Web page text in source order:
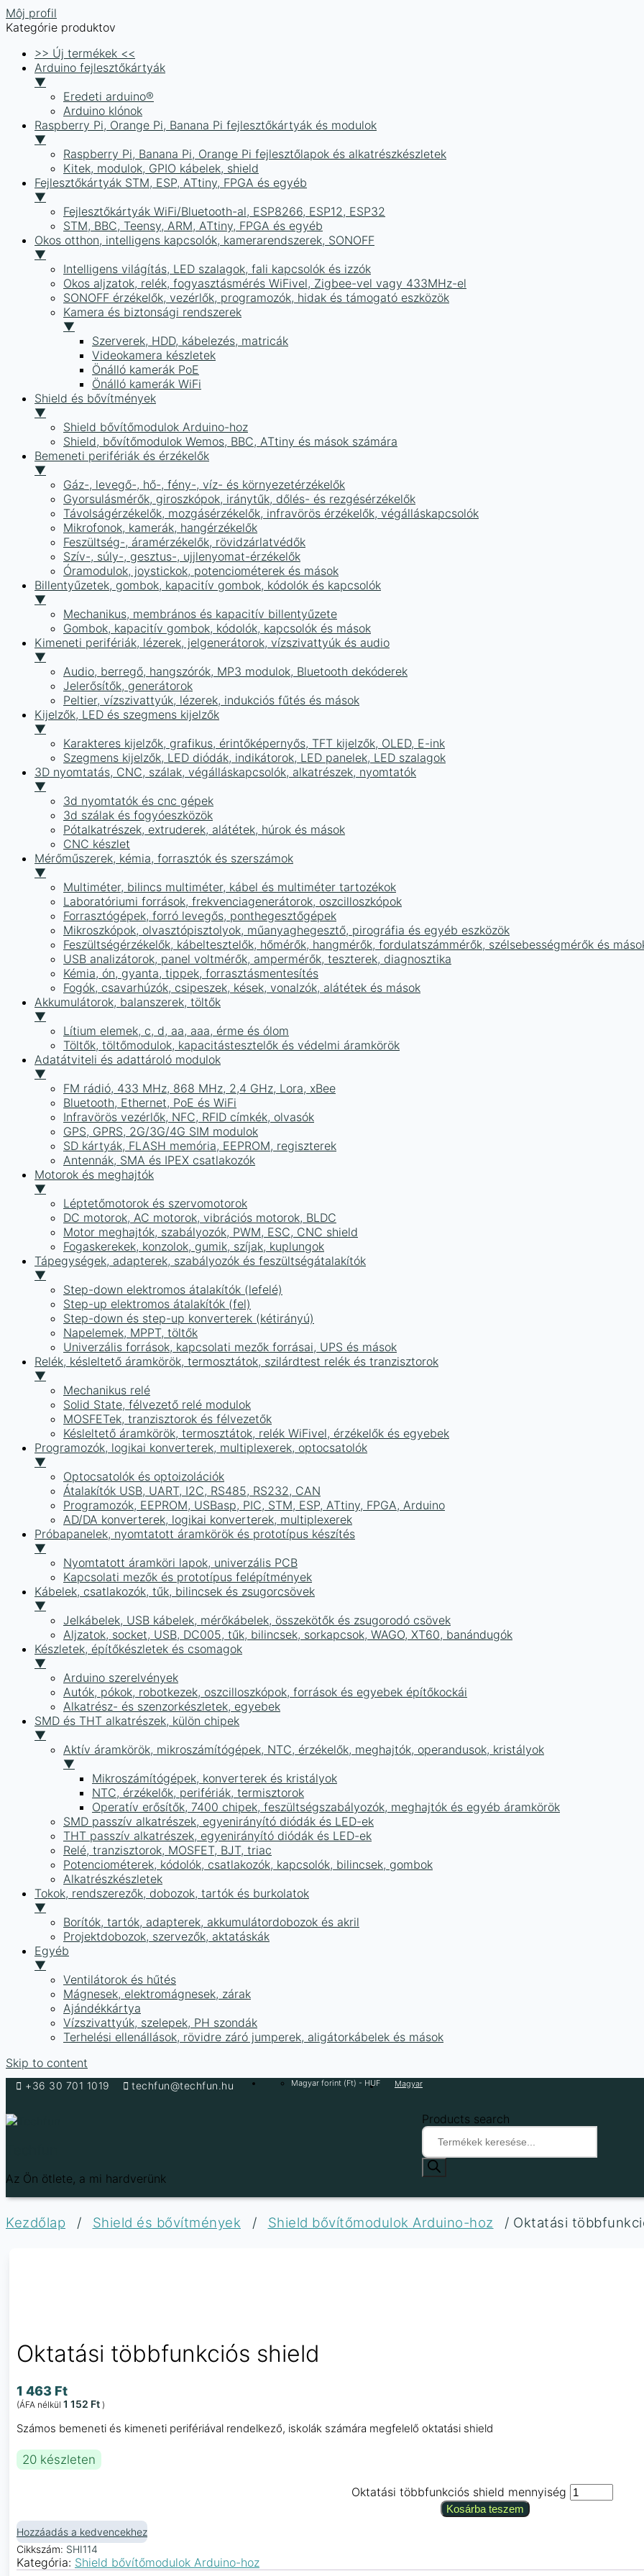
Môj profil
Kategórie produktov
>> Új termékek <<
Arduino fejlesztőkártyák
▼
Eredeti arduino®
Arduino klónok
Raspberry Pi, Orange Pi, Banana Pi fejlesztőkártyák és modulok
▼
Raspberry Pi, Banana Pi, Orange Pi fejlesztőlapok és alkatrészkészletek
Kitek, modulok, GPIO kábelek, shield
Fejlesztőkártyák STM, ESP, ATtiny, FPGA és egyéb
▼
Fejlesztőkártyák WiFi/Bluetooth-al, ESP8266, ESP12, ESP32
STM, BBC, Teensy, ARM, ATtiny, FPGA és egyéb
Okos otthon, intelligens kapcsolók, kamerarendszerek, SONOFF
▼
Intelligens világítás, LED szalagok, fali kapcsolók és izzók
Okos aljzatok, relék, fogyasztásmérés WiFivel, Zigbee-vel vagy 433MHz-el
SONOFF érzékelők, vezérlők, programozók, hidak és támogató eszközök
Kamera és biztonsági rendszerek
▼
Szerverek, HDD, kábelezés, matricák
Videokamera készletek
Önálló kamerák PoE
Önálló kamerák WiFi
Shield és bővítmények
▼
Shield bővítőmodulok Arduino-hoz
Shield, bővítőmodulok Wemos, BBC, ATtiny és mások számára
Bemeneti perifériák és érzékelők
▼
Gáz-, levegő-, hő-, fény-, víz- és környezetérzékelők
Gyorsulásmérők, giroszkópok, iránytűk, dőlés- és rezgésérzékelők
Távolságérzékelők, mozgásérzékelők, infravörös érzékelők, végálláskapcsolók
Mikrofonok, kamerák, hangérzékelők
Feszültség-, áramérzékelők, rövidzárlatvédők
Szív-, súly-, gesztus-, ujjlenyomat-érzékelők
Óramodulok, joystickok, potenciométerek és mások
Billentyűzetek, gombok, kapacitív gombok, kódolók és kapcsolók
▼
Mechanikus, membrános és kapacitív billentyűzete
Gombok, kapacitív gombok, kódolók, kapcsolók és mások
Kimeneti perifériák, lézerek, jelgenerátorok, vízszivattyúk és audio
▼
Audio, berregő, hangszórók, MP3 modulok, Bluetooth dekóderek
Jelerősítők, generátorok
Peltier, vízszivattyúk, lézerek, indukciós fűtés és mások
Kijelzők, LED és szegmens kijelzők
▼
Karakteres kijelzők, grafikus, érintőképernyős, TFT kijelzők, OLED, E-ink
Szegmens kijelzők, LED diódák, indikátorok, LED panelek, LED szalagok
3D nyomtatás, CNC, szálak, végálláskapcsolók, alkatrészek, nyomtatók
▼
3d nyomtatók és cnc gépek
3d szálak és fogyóeszközök
Pótalkatrészek, extruderek, alátétek, húrok és mások
CNC készlet
Mérőműszerek, kémia, forrasztók és szerszámok
▼
Multiméter, bilincs multiméter, kábel és multiméter tartozékok
Laboratóriumi források, frekvenciagenerátorok, oszcilloszkópok
Forrasztógépek, forró levegős, ponthegesztőgépek
Mikroszkópok, olvasztópisztolyok, műanyaghegesztő, pirográfia és egyéb eszközök
Feszültségérzékelők, kábeltesztelők, hőmérők, hangmérők, fordulatszámmérők, szélsebességmérők és
USB analizátorok, panel voltmérők, ampermérők, teszterek, diagnosztika
Kémia, ón, gyanta, tippek, forrasztásmentesítés
Fogók, csavarhúzók, csipeszek, kések, vonalzók, alátétek és mások
Akkumulátorok, balanszerek, töltők
▼
Lítium elemek, c, d, aa, aaa, érme és ólom
Töltők, töltőmodulok, kapacitástesztelők és védelmi áramkörök
Adatátviteli és adattároló modulok
▼
FM rádió, 433 MHz, 868 MHz, 2,4 GHz, Lora, xBee
Bluetooth, Ethernet, PoE és WiFi
Infravörös vezérlők, NFC, RFID címkék, olvasók
GPS, GPRS, 2G/3G/4G SIM modulok
SD kártyák, FLASH memória, EEPROM, regiszterek
Antennák, SMA és IPEX csatlakozók
Motorok és meghajtók
▼
Léptetőmotorok és szervomotorok
DC motorok, AC motorok, vibrációs motorok, BLDC
Motor meghajtók, szabályozók, PWM, ESC, CNC shield
Fogaskerekek, konzolok, gumik, szíjak, kuplungok
Tápegységek, adapterek, szabályozók és feszültségátalakítók
▼
Step-down elektromos átalakítók (lefelé)
Step-up elektromos átalakítók (fel)
Step-down és step-up konverterek (kétirányú)
Napelemek, MPPT, töltők
Univerzális források, kapcsolati mezők forrásai, UPS és mások
Relék, késleltető áramkörök, termosztátok, szilárdtest relék és tranzisztorok
▼
Mechanikus relé
Solid State, félvezető relé modulok
MOSFETek, tranzisztorok és félvezetők
Késleltető áramkörök, termosztátok, relék WiFivel, érzékelők és egyebek
Programozók, logikai konverterek, multiplexerek, optocsatolók
▼
Optocsatolók és optoizolációk
Átalakítók USB, UART, I2C, RS485, RS232, CAN
Programozók, EEPROM, USBasp, PIC, STM, ESP, ATtiny, FPGA, Arduino
AD/DA konverterek, logikai konverterek, multiplexerek
Próbapanelek, nyomtatott áramkörök és prototípus készítés
▼
Nyomtatott áramköri lapok, univerzális PCB
Kapcsolati mezők és prototípus felépítmények
Kábelek, csatlakozók, tűk, bilincsek és zsugorcsövek
▼
Jelkábelek, USB kábelek, mérőkábelek, összekötők és zsugorodó csövek
Aljzatok, socket, USB, DC005, tűk, bilincsek, sorkapcsok, WAGO, XT60, banándugók
Készletek, építőkészletek és csomagok
▼
Arduino szerelvények
Autók, pókok, robotkezek, oszcilloszkópok, források és egyebek építőkockái
Alkatrész- és szenzorkészletek, egyebek
SMD és THT alkatrészek, külön chipek
▼
Aktív áramkörök, mikroszámítógépek, NTC, érzékelők, meghajtók, operandusok, kristályok
▼
Mikroszámítógépek, konverterek és kristályok
NTC, érzékelők, perifériák, termisztorok
Operatív erősítők, 7400 chipek, feszültségszabályozók, meghajtók és egyéb áramkörök
SMD passzív alkatrészek, egyenirányító diódák és LED-ek
THT passzív alkatrészek, egyenirányító diódák és LED-ek
Relé, tranzisztorok, MOSFET, BJT, triac
Potenciométerek, kódolók, csatlakozók, kapcsolók, bilincsek, gombok
Alkatrészkészletek
Tokok, rendszerezők, dobozok, tartók és burkolatok
▼
Borítók, tartók, adapterek, akkumulátordobozok és akril
Projektdobozok, szervezők, aktatáskák
Egyéb
▼
Ventilátorok és hűtés
Mágnesek, elektromágnesek, zárak
Ajándékkártya
Vízszivattyúk, szelepek, PH szondák
Terhelési ellenállások, rövidre záró jumperek, aligátorkábelek és mások
Skip to content
+36 30 701 1019 techfun@techfun.hu Magyar forint (Ft) - HUF Magyar
Az Ön ötlete, a mi hardverünk
Products search
Kezdőlap / Shield és bővítmények / Shield bővítőmodulok Arduino-hoz / Oktatási
Oktatási többfunkciós shield
1 463 Ft
(ÁFA nélkül 1 152 Ft )
Számos bemeneti és kimeneti perifériával rendelkező, iskolák számára megfelelő oktatási shield
20 készleten
Oktatási többfunkciós shield mennyiség
Kosárba teszem
Hozzáadás a kedvencekhez
Cikkszám: SHI114
Kategória: Shield bővítőmodulok Arduino-hoz